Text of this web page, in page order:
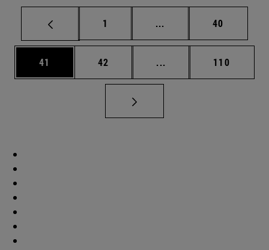
Página
1 ... Páginas intermedias
Página
40
Página
41 Página
42 ... Páginas intermedias
Página
110